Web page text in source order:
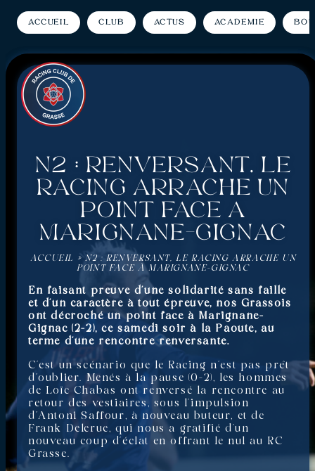
Accueil Club Actus Académie
N2 : Renversant, le
Racing arrache un
point face à
Marignane-Gignac
ACCUEIL » N2 : RENVERSANT, LE RACING ARRACHE UN
POINT FACE À MARIGNANE-GIGNAC
En faisant preuve d’une solidarité sans faille
et d’un caractère à tout épreuve, nos Grassois
ont décroché un point face à Marignane-
Gignac (2-2), ce samedi soir à la Paoute, au
terme d’une rencontre renversante.
C’est un scénario que le Racing n’est pas prêt
d’oublier. Menés à la pause (0-2), les hommes
de Loïc Chabas ont renversé la rencontre au
retour des vestiaires, sous l’impulsion
d’Antoni Saffour, à nouveau buteur, et de
Frank Delerue, qui nous a gratifié d’un
nouveau coup d’éclat en offrant le nul au RC
Grasse.